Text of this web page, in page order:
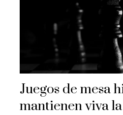
Juegos de mesa
mantienen viva